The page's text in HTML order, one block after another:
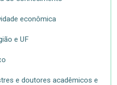
econômica
e UF
e doutores acadêmicos e